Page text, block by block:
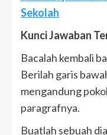
Sekolah
Kunci Jawaban
Bacalah kembali
Berilah garis
mengandung
paragrafnya.
Buatlah sebuah